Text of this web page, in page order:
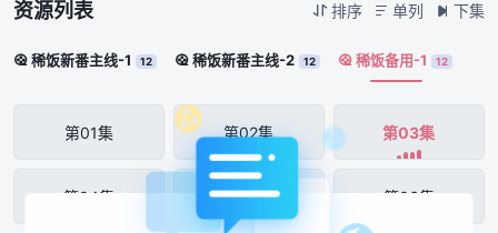
资源列表  排序  单列  下集
 稀饭新番主线-1 12  稀饭新番主线-2 12  稀饭备用-1 12
第01集 第02集 第03集
第04集 第05集 第06集